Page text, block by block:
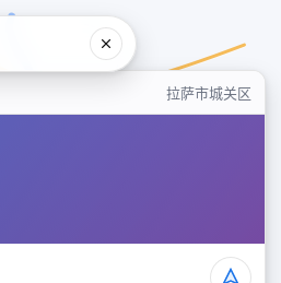
拉萨市城关区